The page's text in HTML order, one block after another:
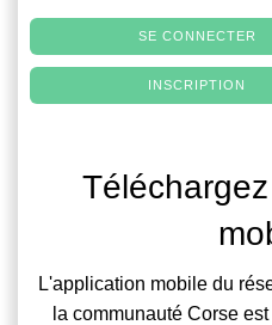
SE CONNECTER
INSCRIPTION
L'application mobile du
la communauté Corse